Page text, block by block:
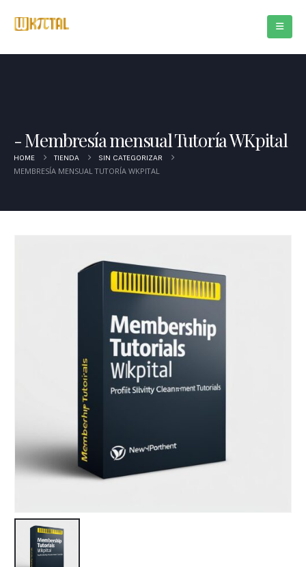
Membresía mensual Tutoría WKpital
HOME TIENDA SIN CATEGORIZAR
MEMBRESÍA MENSUAL TUTORÍA WKPITAL